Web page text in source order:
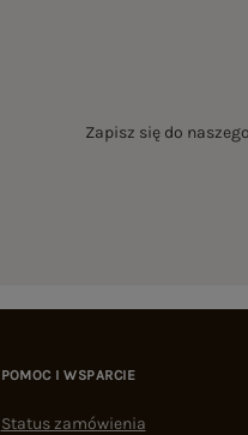
Zapisz się do
POMOC I WSPARCIE
Status zamówienia